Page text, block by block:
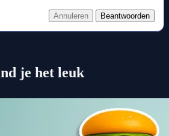
Annuleren Beantwoorden
je het leuk